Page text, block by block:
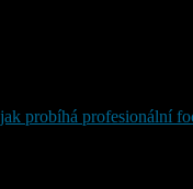
jak probíhá profesionální